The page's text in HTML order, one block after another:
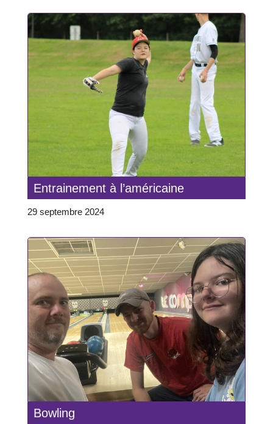
Entrainement à l’américaine
29 septembre 2024
Bowling